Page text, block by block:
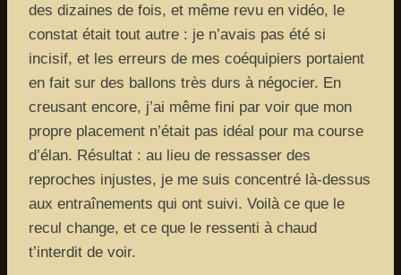
des dizaines de fois, et même revu en vidéo, le
constat était tout autre : je n’avais pas été si
incisif, et les erreurs de mes coéquipiers portaient
en fait sur des ballons très durs à négocier. En
creusant encore, j’ai même fini par voir que mon
propre placement n’était pas idéal pour ma course
d’élan. Résultat : au lieu de ressasser des
reproches injustes, je me suis concentré là-dessus
aux entraînements qui ont suivi. Voilà ce que le
recul change, et ce que le ressenti à chaud
t’interdit de voir.